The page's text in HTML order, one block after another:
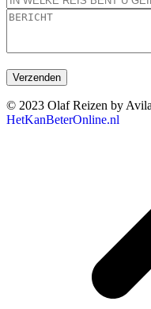
© 2023 Olaf Reizen by
HetKanBeterOnline.nl